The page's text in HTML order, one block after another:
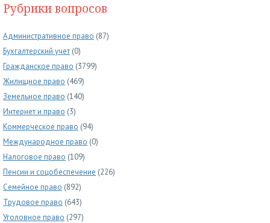
Рубрики вопросов
Административное право (87)
Бухгалтерский учет (0)
Гражданское право (3799)
Жилищное право (469)
Земельное право (140)
Интернет и право (3)
Коммерческое право (94)
Международное право (0)
Налоговое право (109)
Пенсии и соцобеспечение (226)
Семейное право (892)
Трудовое право (643)
Уголовное право (297)